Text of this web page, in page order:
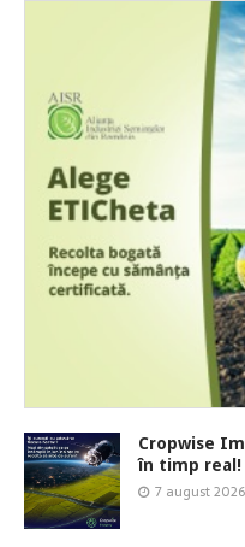
Cropwise
în timp real!
7 august 2026